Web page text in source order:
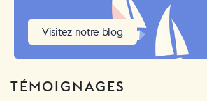
Visitez notre blog
TÉMOIGNAGES